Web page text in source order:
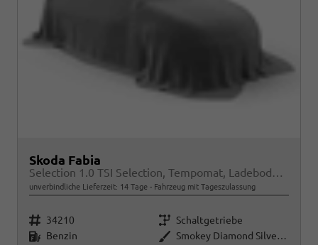
Skoda Fabia
Selection 1.0 TSI Selection, Tempomat, Ladeboden, Park, Winterpaket, SmartLink, 4-J Garantie
unverbindliche Lieferzeit: 14 Tage Fahrzeug mit Tageszulassung
Fahrzeugnr. 34210 Getriebe Schaltgetriebe
Kraftstoff Benzin Außenfarbe
Smokey Diamond Silver Metallic